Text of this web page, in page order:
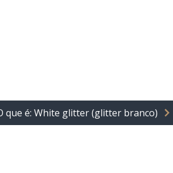
que é: White glitter (glitter branco)